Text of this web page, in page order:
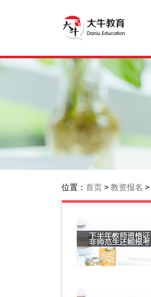
位置： 首页 > 教资报名 >